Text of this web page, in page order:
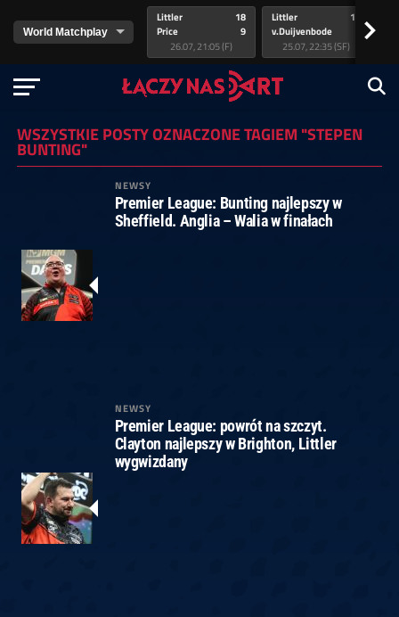
Littler
Price
18
9
26.07, 21:05 (F)
Littler
v.Duijvenbode
17
25.07, 22:35 (SF)
>
WSZYSTKIE POSTY OZNACZONE TAGIEM "STEPEN
BUNTING"
NEWSY
Premier League: Bunting najlepszy w
Sheffield. Anglia – Walia w finałach
NEWSY
Premier League: powrót na szczyt.
Clayton najlepszy w Brighton, Littler
wygwizdany